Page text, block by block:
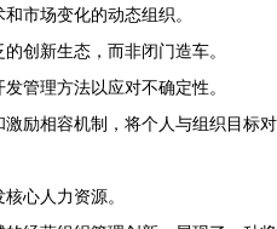
市场变化的动态组织。
创新生态，而非闭门造车。
管理方法以应对不确定性。
励相容机制，将个人与组织目标对
心人力资源。